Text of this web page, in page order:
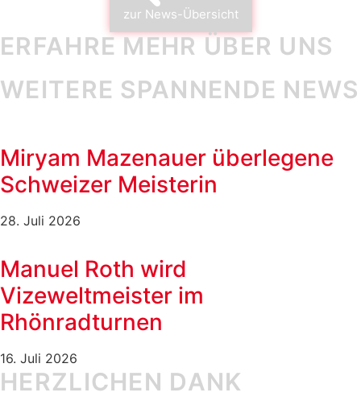
zur News-Übersicht
ERFAHRE MEHR ÜBER UNS
WEITERE SPANNENDE NEWS
Miryam Mazenauer überlegene
Schweizer Meisterin
28. Juli 2026
Manuel Roth wird
Vizeweltmeister im
Rhönradturnen
16. Juli 2026
HERZLICHEN DANK